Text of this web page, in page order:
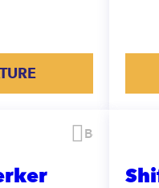
Bewaren